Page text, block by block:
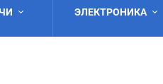
ЭЛЕКТРОНИКА